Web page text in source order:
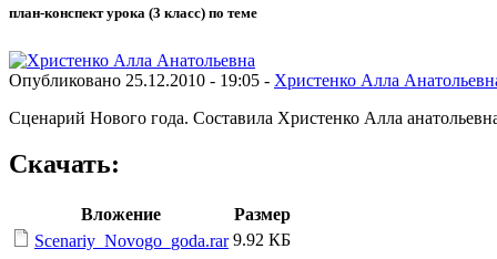
план-конспект урока (3 класс) по теме
Опубликовано 25.12.2010 - 19:05 - Христенко Алла
Сценарий Нового года. Составила Христенко Алла
Скачать:
Вложение
Размер
Scenariy_Novogo_goda.rar 9.92 КБ